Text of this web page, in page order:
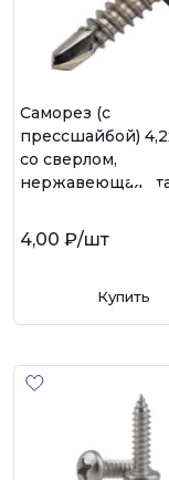
Саморез (с
прессшайбой)
со сверлом,
нержавеющая
4,00 ₽/шт
Купить